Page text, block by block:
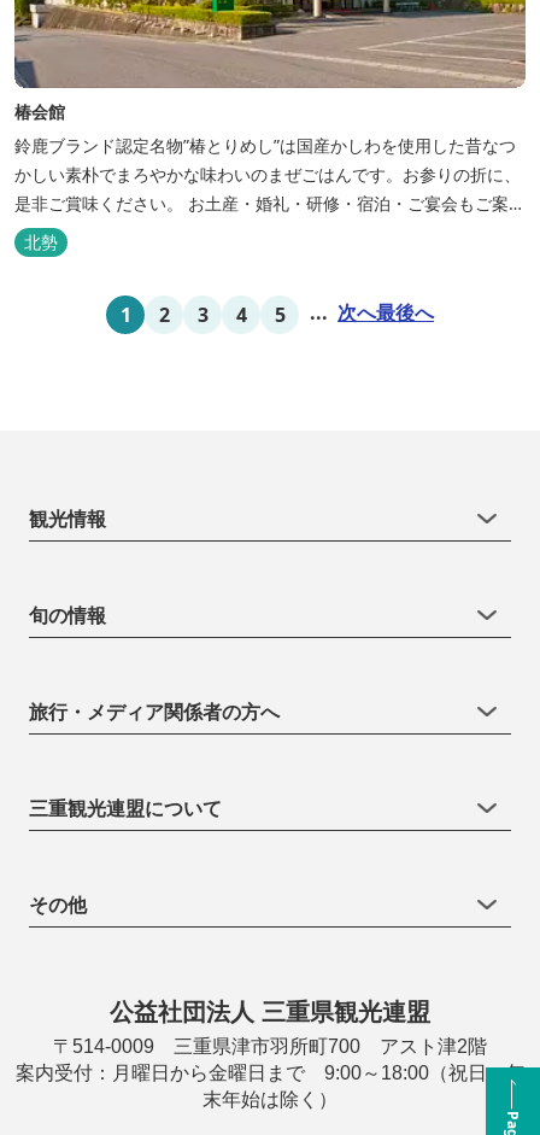
椿会館
鈴鹿ブランド認定名物”椿とりめし”は国産かしわを使用した昔なつ
かしい素朴でまろやかな味わいのまぜごはんです。お参りの折に、
是非ご賞味ください。 お土産・婚礼・研修・宿泊・ご宴会もご案内
しております。
北勢
1 2 3 4 5 ... 次へ最後へ
観光情報
旬の情報
旅行・メディア関係者の方へ
三重観光連盟について
その他
公益社団法人 三重県観光連盟
〒514-0009 三重県津市羽所町700 アスト津2階
案内受付：月曜日から金曜日まで 9:00～18:00（祝日・年
末年始は除く）